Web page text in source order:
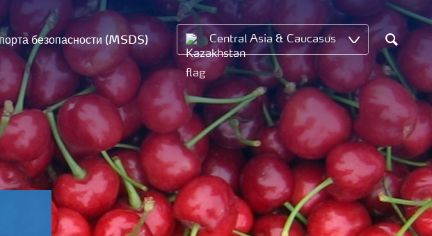
безопасности (MSDS) Central Asia & Caucasus
Search